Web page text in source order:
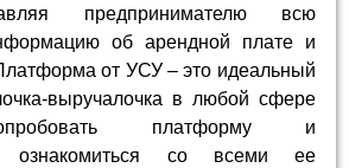
предпринимателю всю
об арендной плате и
от УСУ – это идеальный
выручалочка в любой сфере
платформу и
ознакомиться со всеми ее